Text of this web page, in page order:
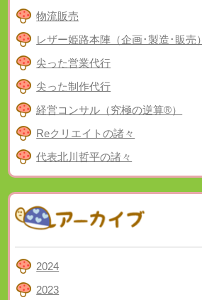
物流販売
レザー姫路本陣（企画･製造･販売）
尖った営業代行
尖った制作代行
経営コンサル（究極の逆算®）
Reクリエイトの諸々
代表北川哲平の諸々
2024
2023